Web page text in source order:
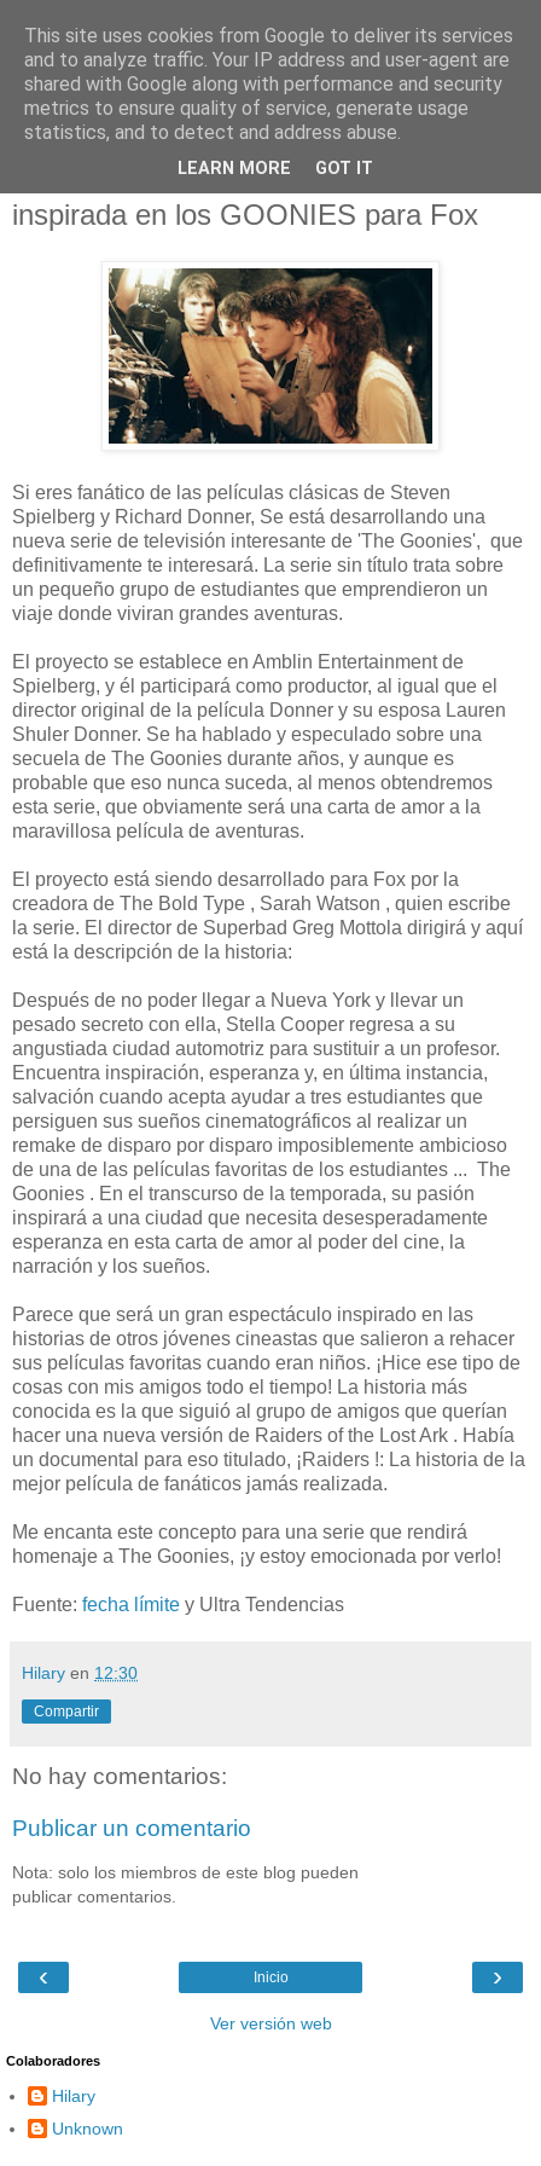
Amblin está desarrollando una serie
inspirada en los GOONIES para Fox
Si eres fanático de las películas clásicas de Steven
Spielberg y Richard Donner, Se está desarrollando una
nueva serie de televisión interesante de 'The Goonies', que
definitivamente te interesará. La serie sin título trata sobre
un pequeño grupo de estudiantes que emprendieron un
viaje donde viviran grandes aventuras.
El proyecto se establece en Amblin Entertainment de
Spielberg, y él participará como productor, al igual que el
director original de la película Donner y su esposa Lauren
Shuler Donner. Se ha hablado y especulado sobre una
secuela de The Goonies durante años, y aunque es
probable que eso nunca suceda, al menos obtendremos
esta serie, que obviamente será una carta de amor a la
maravillosa película de aventuras.
El proyecto está siendo desarrollado para Fox por la
creadora de The Bold Type , Sarah Watson , quien escribe
la serie. El director de Superbad Greg Mottola dirigirá y aquí
está la descripción de la historia:
Después de no poder llegar a Nueva York y llevar un
pesado secreto con ella, Stella Cooper regresa a su
angustiada ciudad automotriz para sustituir a un profesor.
Encuentra inspiración, esperanza y, en última instancia,
salvación cuando acepta ayudar a tres estudiantes que
persiguen sus sueños cinematográficos al realizar un
remake de disparo por disparo imposiblemente ambicioso
de una de las películas favoritas de los estudiantes ... The
Goonies . En el transcurso de la temporada, su pasión
inspirará a una ciudad que necesita desesperadamente
esperanza en esta carta de amor al poder del cine, la
narración y los sueños.
Parece que será un gran espectáculo inspirado en las
historias de otros jóvenes cineastas que salieron a rehacer
sus películas favoritas cuando eran niños. ¡Hice ese tipo de
cosas con mis amigos todo el tiempo! La historia más
conocida es la que siguió al grupo de amigos que querían
hacer una nueva versión de Raiders of the Lost Ark . Había
un documental para eso titulado, ¡Raiders !: La historia de la
mejor película de fanáticos jamás realizada.
Me encanta este concepto para una serie que rendirá
homenaje a The Goonies, ¡y estoy emocionada por verlo!
Fuente: fecha límite y Ultra Tendencias
Hilary en 12:30
Compartir
No hay comentarios:
Publicar un comentario
Nota: solo los miembros de este blog pueden
publicar comentarios.
‹ ›
Inicio
Ver versión web
Colaboradores
Hilary
Unknown
This site uses cookies from Google to deliver its services
and to analyze traffic. Your IP address and user-agent are
shared with Google along with performance and security
metrics to ensure quality of service, generate usage
statistics, and to detect and address abuse.
LEARN MORE GOT IT